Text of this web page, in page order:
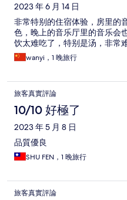
2023 年 6 月 14 日
非常特别的住宿体验，房里的
色，晚上的音乐厅里的音乐会
饮太难吃了，特别是汤，非常难
wanyi，1 晚旅行
旅客真實評論
10/10 好極了
2023 年 5 月 8 日
品質優良
SHU FEN，1 晚旅行
旅客真實評論